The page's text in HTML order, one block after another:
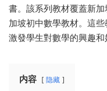
書。該系列教材覆蓋新
加坡初中數學教材。這
激發學生對數學的興趣和
内容 隐藏